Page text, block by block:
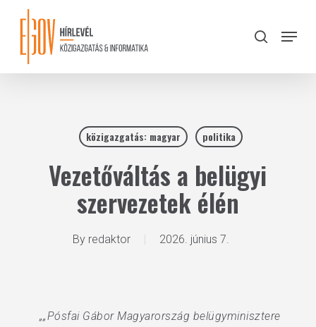
content
search
Menu
közigazgatás: magyar politika
Vezetőváltás a belügyi
szervezetek élén
By redaktor 2026. június 7.
„„Pósfai Gábor Magyarország belügyminisztere
Close